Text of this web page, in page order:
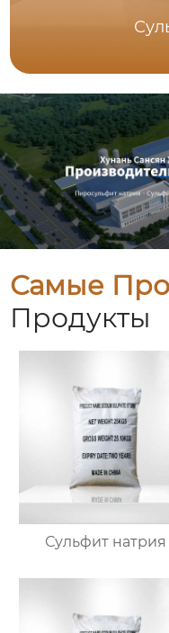
Самые
Продукты
Сульфит натрия